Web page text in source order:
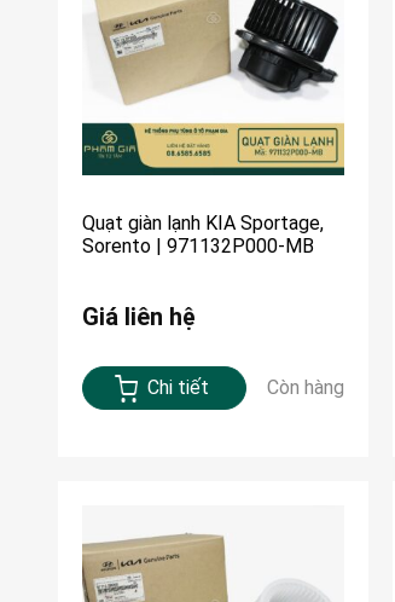
Quạt giàn lạnh KIA Sportage,
Sorento | 971132P000-MB
Giá liên hệ
Chi tiết Còn hàng